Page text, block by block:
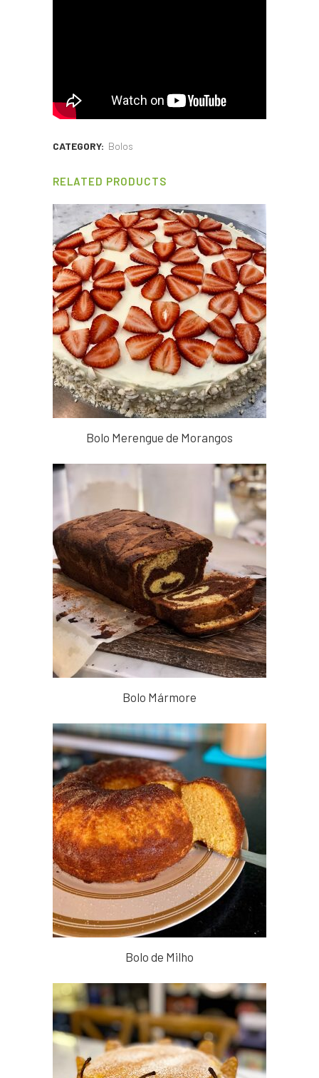
CATEGORY: Bolos
RELATED PRODUCTS
Bolo Merengue de Morangos
Bolo Mármore
Bolo de Milho